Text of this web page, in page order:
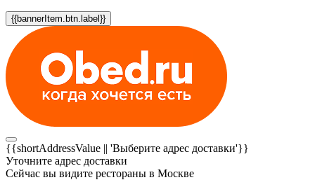
{{bannerItem.btn.label}}
{{shortAddressValue || 'Выберите адрес доставки'}}
Уточните адрес доставки
Сейчас вы видите рестораны в Москве